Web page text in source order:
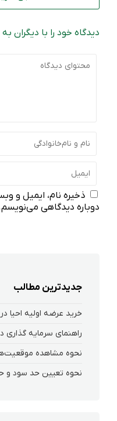
دیدگاه خود را با دیگران
ذخیره نام، ایمیل و
دوباره دیدگاهی
جدیدترین مطالب
خرید عرضه اولیه احیا در
راهنمای سرمایه